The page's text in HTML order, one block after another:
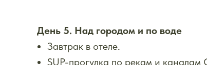
День 5. Над городом и по воде
Завтрак в отеле.
SUP-прогулка по рекам и каналам